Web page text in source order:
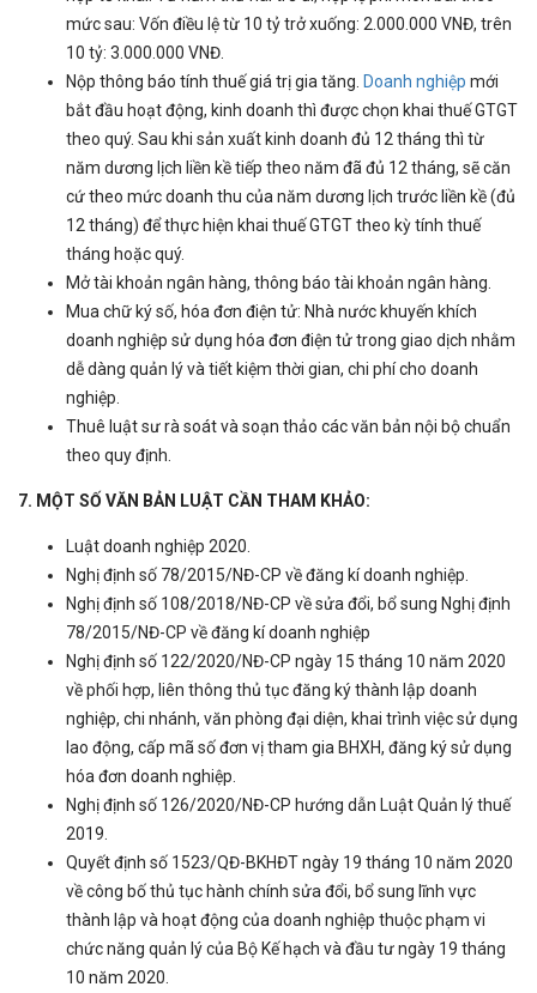
mức sau: Vốn điều lệ từ 10 tỷ trở xuống: 2.000.000 VNĐ, trên
10 tỷ: 3.000.000 VNĐ.
Nộp thông báo tính thuế giá trị gia tăng. Doanh nghiệp mới
bắt đầu hoạt động, kinh doanh thì được chọn khai thuế GTGT
theo quý. Sau khi sản xuất kinh doanh đủ 12 tháng thì từ
năm dương lịch liền kề tiếp theo năm đã đủ 12 tháng, sẽ căn
cứ theo mức doanh thu của năm dương lịch trước liền kề (đủ
12 tháng) để thực hiện khai thuế GTGT theo kỳ tính thuế
tháng hoặc quý.
Mở tài khoản ngân hàng, thông báo tài khoản ngân hàng.
Mua chữ ký số, hóa đơn điện tử: Nhà nước khuyến khích
doanh nghiệp sử dụng hóa đơn điện tử trong giao dịch nhằm
dễ dàng quản lý và tiết kiệm thời gian, chi phí cho doanh
nghiệp.
Thuê luật sư rà soát và soạn thảo các văn bản nội bộ chuẩn
theo quy định.
7. MỘT SỐ VĂN BẢN LUẬT CẦN THAM KHẢO:
Luật doanh nghiệp 2020.
Nghị định số 78/2015/NĐ-CP về đăng kí doanh nghiệp.
Nghị định số 108/2018/NĐ-CP về sửa đổi, bổ sung Nghị định
78/2015/NĐ-CP về đăng kí doanh nghiệp
Nghị định số 122/2020/NĐ-CP ngày 15 tháng 10 năm 2020
về phối hợp, liên thông thủ tục đăng ký thành lập doanh
nghiệp, chi nhánh, văn phòng đại diện, khai trình việc sử dụng
lao động, cấp mã số đơn vị tham gia BHXH, đăng ký sử dụng
hóa đơn doanh nghiệp.
Nghị định số 126/2020/NĐ-CP hướng dẫn Luật Quản lý thuế
2019.
Quyết định số 1523/QĐ-BKHĐT ngày 19 tháng 10 năm 2020
về công bố thủ tục hành chính sửa đổi, bổ sung lĩnh vực
thành lập và hoạt động của doanh nghiệp thuộc phạm vi
chức năng quản lý của Bộ Kế hạch và đầu tư ngày 19 tháng
10 năm 2020.